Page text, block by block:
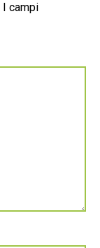
I campi